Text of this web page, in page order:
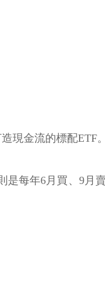
現金流的標配ETF。
是每年6月買、9月